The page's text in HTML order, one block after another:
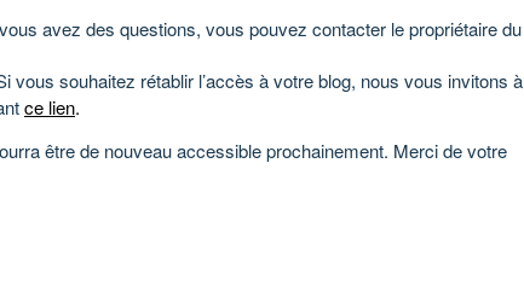
avez des questions, vous pouvez contacter le propriétaire du
vous souhaitez rétablir l’accès à votre blog, nous vous invitons à
ce lien.
être de nouveau accessible prochainement. Merci de votre